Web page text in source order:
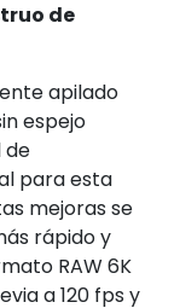
de
apilado
espejo
de
para esta
mejoras se
rápido y
RAW 6K
a 120 fps y